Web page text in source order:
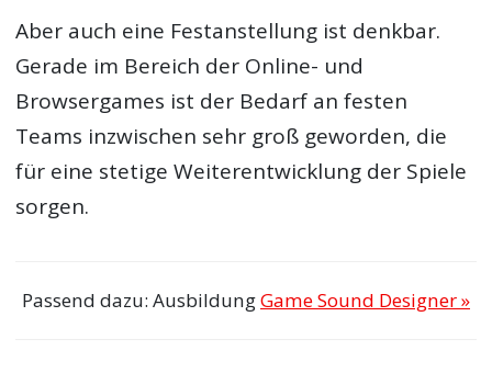
Aber auch eine Festanstellung ist denkbar.
Gerade im Bereich der Online- und
Browsergames ist der Bedarf an festen
Teams inzwischen sehr groß geworden, die
für eine stetige Weiterentwicklung der Spiele
sorgen.
Passend dazu: AusbildungGame Sound Designer »